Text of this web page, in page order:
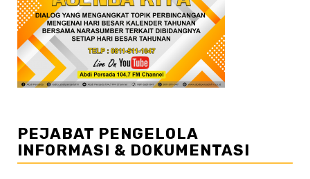
PEJABAT PENGELOLA
INFORMASI & DOKUMENTASI